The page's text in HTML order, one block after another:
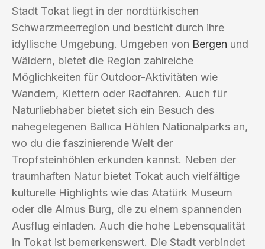
Stadt Tokat liegt in der nordtürkischen
Schwarzmeerregion und besticht durch ihre
idyllische Umgebung. Umgeben von Bergen und
Wäldern, bietet die Region zahlreiche
Möglichkeiten für Outdoor-Aktivitäten wie
Wandern, Klettern oder Radfahren. Auch für
Naturliebhaber bietet sich ein Besuch des
nahegelegenen Ballıca Höhlen Nationalparks an,
wo du die faszinierende Welt der
Tropfsteinhöhlen erkunden kannst. Neben der
traumhaften Natur bietet Tokat auch vielfältige
kulturelle Highlights wie das Atatürk Museum
oder die Almus Burg, die zu einem spannenden
Ausflug einladen. Auch die hohe Lebensqualität
in Tokat ist bemerkenswert. Die Stadt verbindet